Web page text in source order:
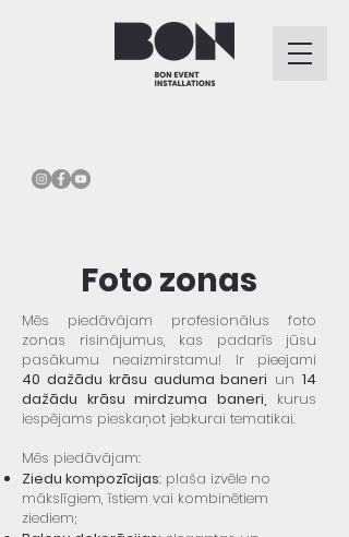
Foto zonas
Mēs piedāvājam profesionālus foto
zonas risinājumus, kas padarīs jūsu
pasākumu neaizmirstamu! Ir pieejami
40 dažādu krāsu auduma baneri un14
dažādu krāsu mirdzuma baneri, kurus
iespējams pieskaņot jebkurai tematikai.
Mēs piedāvājam:
Ziedu kompozīcijas: plaša izvēle no
mākslīgiem, īstiem vai kombinētiem
ziediem;